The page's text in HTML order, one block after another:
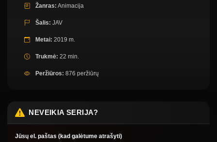
Žanras: Animacija
Šalis: JAV
Metai: 2019 m.
Trukmė: 22 min.
Peržiūros: 876 peržiūrų
NEVEIKIA SERIJA?
Jūsų el. paštas (kad galėtume atrašyti)